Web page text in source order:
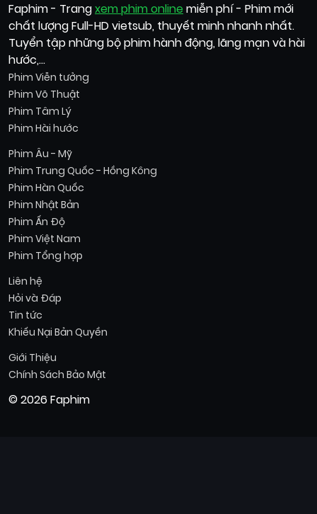
Faphim - Trangxem phim online miễn phí - Phim mới
chất lượng Full-HD vietsub, thuyết minh nhanh nhất.
Tuyển tập những bộ phim hành động, lãng mạn và hài
hước,...
Phim Viễn tưởng
Phim Võ Thuật
Phim Tâm Lý
Phim Hài hước
Phim Âu - Mỹ
Phim Trung Quốc - Hồng Kông
Phim Hàn Quốc
Phim Nhật Bản
Phim Ấn Độ
Phim Việt Nam
Phim Tổng hợp
Liên hệ
Hỏi và Đáp
Tin tức
Khiếu Nại Bản Quyền
Giới Thiệu
Chính Sách Bảo Mật
© 2026 Faphim